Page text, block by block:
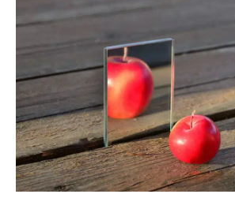
virtuelle
:
on
a
testé
Fitle